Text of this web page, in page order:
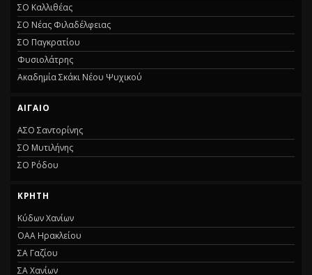
ΣΟ Καλλιθέας
ΣΟ Νέας Φιλαδέλφειας
ΣΟ Παγκρατίου
Φυσιολάτρης
Ακαδημία Σκάκι Νέου Ψυχικού
ΑΙΓΑΙΟ
ΑΣΟ Σαντορίνης
ΣΟ Μυτιλήνης
ΣΟ Ρόδου
ΚΡΗΤΗ
Κύδων Χανίων
ΟΑΑ Ηρακλείου
ΣΑ Γαζίου
ΣΑ Χανίων